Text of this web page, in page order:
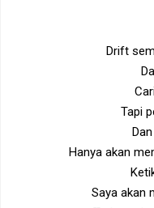
Drift
Tapi
Hanya akan
Saya akan